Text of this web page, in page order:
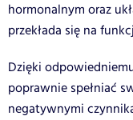
hormonalnym oraz
przekłada się na
Dzięki
poprawnie spełniać
negatywnymi